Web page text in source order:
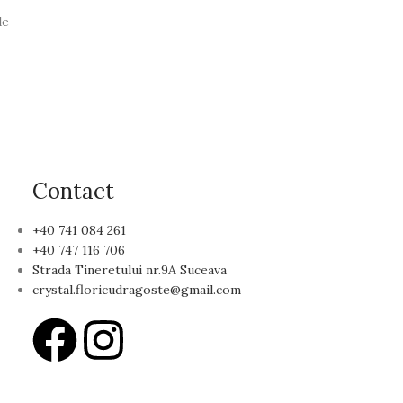
Contact
+40 741 084 261
+40 747 116 706
Strada Tineretului nr.9A Suceava
crystal.floricudragoste@gmail.com